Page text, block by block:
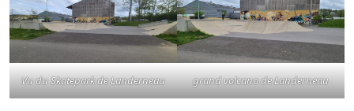
Vu du Skatepark de Landerneau grand volcano de Landerneau